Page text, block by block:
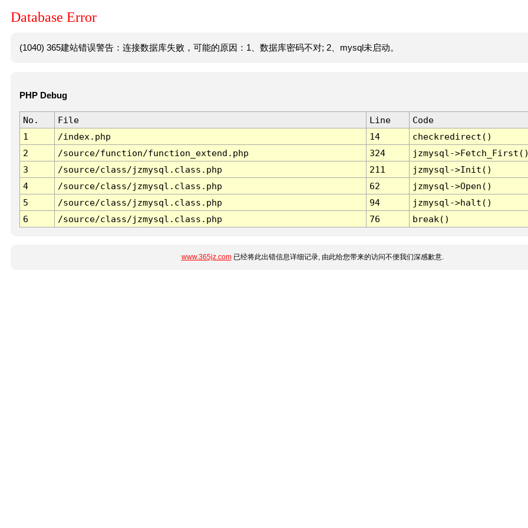
Database Error
(1040) 365建站错误警告：连接数据库失败，可能的原因：1、数据库密码不对; 2、mysql未启动。
PHP Debug
No. File Line
Code
1
/index.php 14
checkredirect()
2
/source/function/function_extend.php 324
jzmysql-
3
/source/class/jzmysql.class.php 211
jzmysql->Init()
4
/source/class/jzmysql.class.php 62
jzmysql->Open()
5
/source/class/jzmysql.class.php 94
jzmysql->halt()
6
/source/class/jzmysql.class.php 76 break()
www.365jz.com已经将此出错信息详细记录, 由此给您带来的访问不便我们深感歉意.